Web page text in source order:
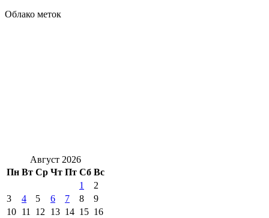
Облако меток
Август 2026
Пн Вт Ср Чт Пт Сб Вс
1
2
3
4 5 6 7 8
9
10 11 12 13 14 15 16